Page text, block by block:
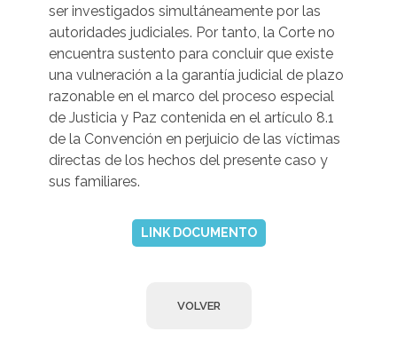
ser investigados simultáneamente por las
autoridades judiciales. Por tanto, la Corte no
encuentra sustento para concluir que existe
una vulneración a la garantía judicial de plazo
razonable en el marco del proceso especial
de Justicia y Paz contenida en el artículo 8.1
de la Convención en perjuicio de las víctimas
directas de los hechos del presente caso y
sus familiares.
LINK DOCUMENTO